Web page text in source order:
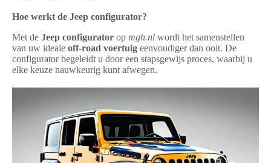
Hoe werkt de Jeep configurator?
Met de Jeep configurator op mgh.nl wordt het samenstellen
van uw ideale off-road voertuig eenvoudiger dan ooit. De
configurator begeleidt u door een stapsgewijs proces, waarbij u
elke keuze nauwkeurig kunt afwegen.